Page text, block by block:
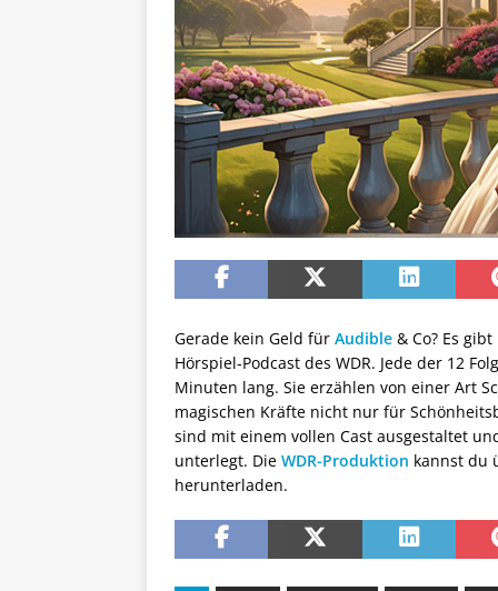
Gerade kein Geld für Audible & Co? Es
Hörspiel-Podcast des WDR. Jede der 12
Minuten lang. Sie erzählen von einer Art
magischen Kräfte nicht nur für
sind mit einem vollen Cast ausgestaltet
unterlegt. Die WDR-Produktion kannst du
herunterladen.